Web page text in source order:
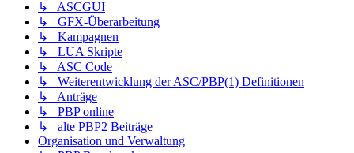
↳ ASCGUI
↳ GFX-Überarbeitung
↳ Kampagnen
↳ LUA Skripte
↳ ASC Code
↳ Weiterentwicklung der ASC/PBP(1) Definitionen
↳ Anträge
↳ PBP online
↳ alte PBP2 Beiträge
Organisation und Verwaltung